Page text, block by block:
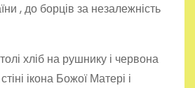
, до борців за незалежність
хліб на рушнику і червона
ікона Божої Матері і